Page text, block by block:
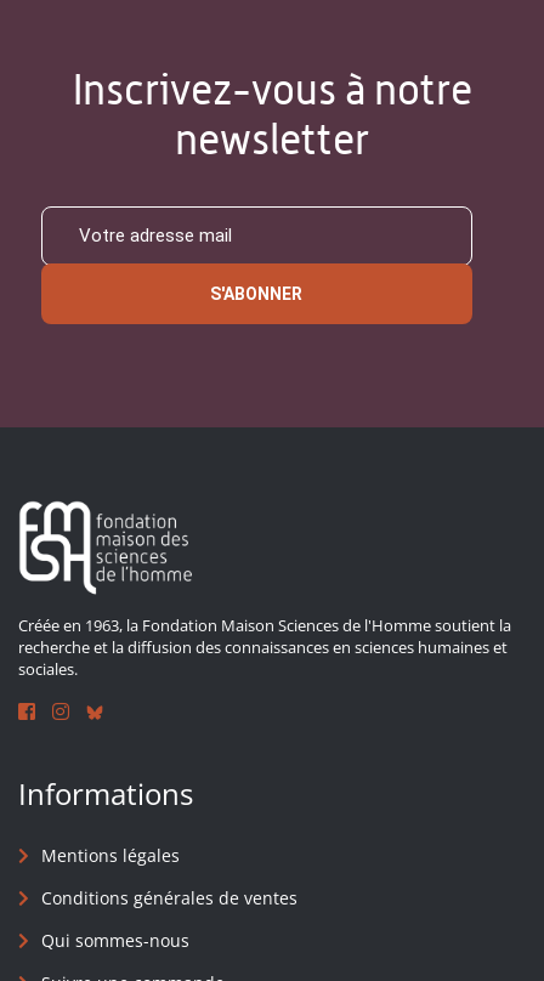
Inscrivez-vous à notre
newsletter
S'ABONNER
Créée en 1963, la Fondation Maison Sciences de l'Homme soutient la
recherche et la diffusion des connaissances en sciences humaines et
sociales.
Informations
Mentions légales
Conditions générales de ventes
Qui sommes-nous